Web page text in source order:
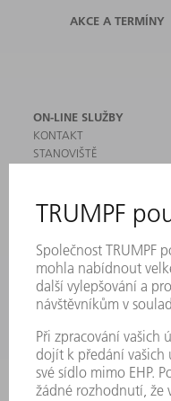
AKCE A TERMÍNY
ON-LINE SLUŽBY
KONTAKT
STANOVIŠTĚ
MYTRUMPF
BEZPEČNOSTNÍ LISTY
PRODUKTY
STROJE & SYSTÉMY
LASER
VÝKONOVÁ ELEKTRONIKA
SMART FACTORY
SOFTWARE
SERVIS
POUŽITÍ